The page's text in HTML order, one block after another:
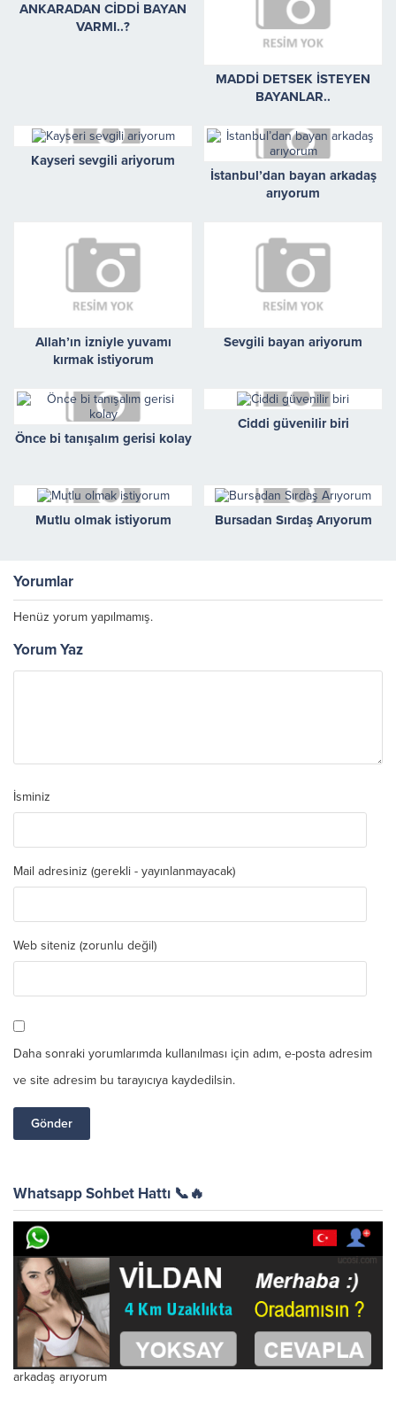
ANKARADAN CİDDİ BAYAN
VARMI..?
MADDİ DETSEK İSTEYEN
BAYANLAR..
Kayseri sevgili ariyorum
İstanbul’dan bayan arkadaş
arıyorum
Allah’ın izniyle yuvamı
kırmak istiyorum
Sevgili bayan ariyorum
Önce bi tanışalım gerisi kolay
Ciddi güvenilir biri
Mutlu olmak istiyorum Bursadan Sırdaş Arıyorum
Yorumlar
Henüz yorum yapılmamış.
Yorum Yaz
İsminiz
Mail adresiniz (gerekli - yayınlanmayacak)
Web siteniz (zorunlu değil)
Daha sonraki yorumlarımda kullanılması için adım, e-posta adresim
ve site adresim bu tarayıcıya kaydedilsin.
Whatsapp Sohbet Hattı 📞🔥
arkadaş arıyorum